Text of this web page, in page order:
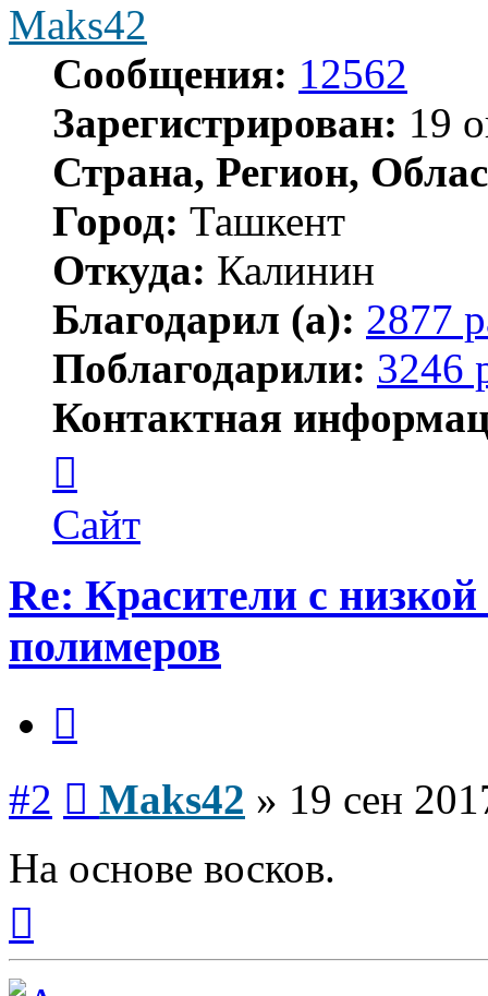
Maks42
Сообщения: 12562
Зарегистрирован: 19
Страна, Регион,
Город: Ташкент
Откуда: Калинин
Благодарил (а): 2877
Поблагодарили: 3246
Контактная
пользователя
Maks42
Сайт
Re: Красители с
полимеров
#2 Maks42 » 19 сен
На основе восков.
началу